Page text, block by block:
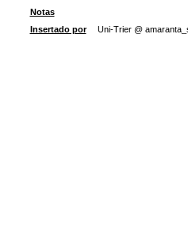
Notas
Insertado por
Uni-Trier @